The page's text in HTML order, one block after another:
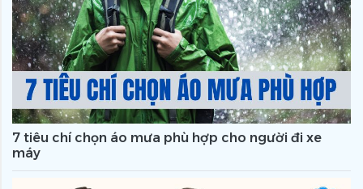
7 tiêu chí chọn áo mưa phù hợp cho người đi xe
máy